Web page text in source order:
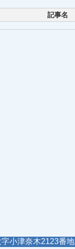
記事名
小津奈木2123番